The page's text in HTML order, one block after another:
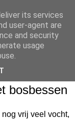
thuis
bosbessen
vrij veel vocht,
its services
user-agent are
and security
usage